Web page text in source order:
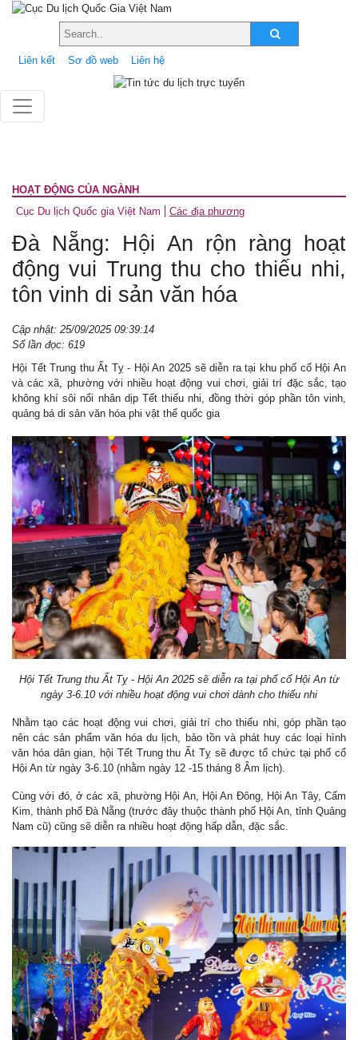
Liên kết Sơ đồ web Liên hệ
HOẠT ĐỘNG CỦA NGÀNH
Cục Du lịch Quốc gia Việt Nam
Các địa phương
Đà Nẵng: Hội An rộn ràng hoạt
động vui Trung thu cho thiếu nhi,
tôn vinh di sản văn hóa
Cập nhật: 25/09/2025 09:39:14
Số lần đọc: 619
Hội Tết Trung thu Ất Tỵ - Hội An 2025 sẽ diễn ra tại khu phố cổ Hội An
và các xã, phường với nhiều hoạt động vui chơi, giải trí đặc sắc, tạo
không khí sôi nổi nhân dịp Tết thiếu nhi, đồng thời góp phần tôn vinh,
quảng bá di sản văn hóa phi vật thể quốc gia
Hội Tết Trung thu Ất Tỵ - Hội An 2025 sẽ diễn ra tại phố cổ Hội An từ
ngày 3-6.10 với nhiều hoạt động vui chơi dành cho thiếu nhi
Nhằm tạo các hoạt động vui chơi, giải trí cho thiếu nhi, góp phần tạo
nên các sản phẩm văn hóa du lịch, bảo tồn và phát huy các loại hình
văn hóa dân gian, hội Tết Trung thu Ất Tỵ sẽ được tổ chức tại phố cổ
Hội An từ ngày 3-6.10 (nhằm ngày 12 -15 tháng 8 Âm lịch).
Cùng với đó, ở các xã, phường Hội An, Hội An Đông, Hội An Tây, Cẩm
Kim, thành phố Đà Nẵng (trước đây thuộc thành phố Hội An, tỉnh Quảng
Nam cũ) cũng sẽ diễn ra nhiều hoạt động hấp dẫn, đặc sắc.